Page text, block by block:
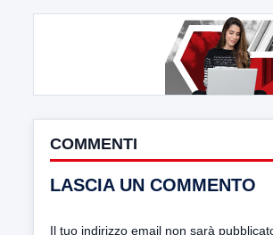
COMMENTI
LASCIA UN COMMENTO
Il tuo indirizzo email non sarà